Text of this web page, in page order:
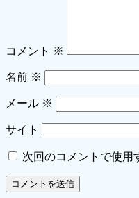
コメント ※
名前 ※
メール ※
サイト
次回のコメントで使用